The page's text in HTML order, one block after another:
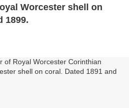
Worcester shell on
1899.